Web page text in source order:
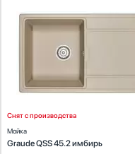
Показать все
ХАРАКТЕРИСТИКИ
Тип мойки:
Расположение крыла:
Снят с производства
Мойка
Graude QSS 45.2 имбирь